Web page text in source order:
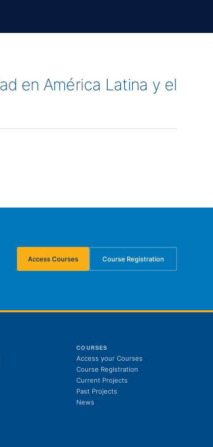
en América Latina y el
Access Courses
(opens in new tab)
Course Registration
(opens in new tab)
COURSES
Access your Courses
Course Registration
Current Projects
Past Projects
News